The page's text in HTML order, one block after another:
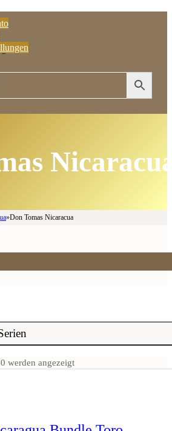
»Don Tomas Nicaracua
werden angezeigt